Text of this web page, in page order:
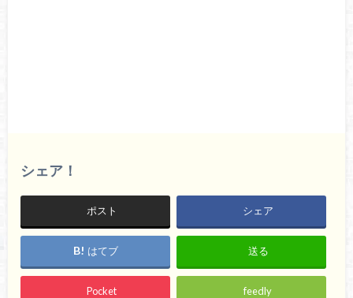
シェア！
ポスト シェア
はてブ 送る
Pocket feedly